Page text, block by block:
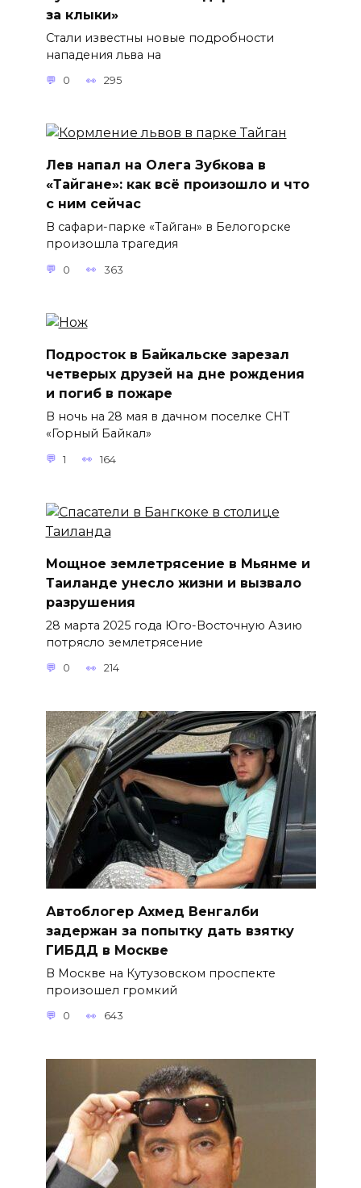
за клыки»
Стали известны новые подробности
нападения льва на
0 295
Лев напал на Олега Зубкова в
«Тайгане»: как всё произошло и что
с ним сейчас
В сафари-парке «Тайган» в Белогорске
произошла трагедия
0 363
Подросток в Байкальске зарезал
четверых друзей на дне рождения
и погиб в пожаре
В ночь на 28 мая в дачном поселке СНТ
«Горный Байкал»
1 164
Мощное землетрясение в Мьянме и
Таиланде унесло жизни и вызвало
разрушения
28 марта 2025 года Юго-Восточную Азию
потрясло землетрясение
0 214
Автоблогер Ахмед Венгалби
задержан за попытку дать взятку
ГИБДД в Москве
В Москве на Кутузовском проспекте
произошел громкий
0 643